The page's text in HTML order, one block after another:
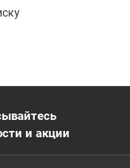
и акции